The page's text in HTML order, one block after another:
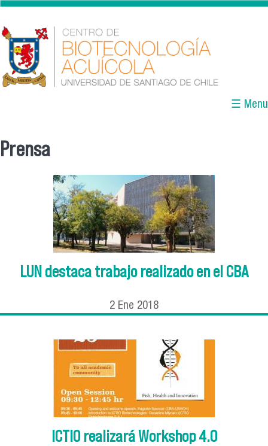
Pasar al contenido principal
☰ Menu
Prensa
LUN destaca trabajo realizado en el CBA
2 Ene 2018
ICTIO realizará Workshop 4.0